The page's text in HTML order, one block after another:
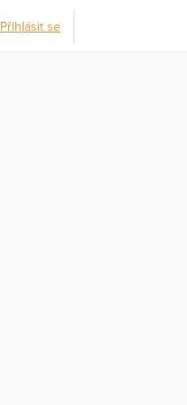
Přihlásit se